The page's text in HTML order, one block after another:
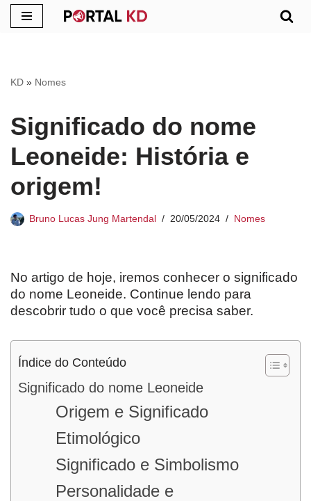
conteúdo
KD » Nomes
Significado do nome
Leoneide: História e
origem!
Bruno Lucas Jung Martendal 20/05/2024 Nomes
No artigo de hoje, iremos conhecer o significado
do nome Leoneide. Continue lendo para
descobrir tudo o que você precisa saber.
Índice do Conteúdo
Significado do nome Leoneide
Origem e Significado
Etimológico
Significado e Simbolismo
Personalidade e